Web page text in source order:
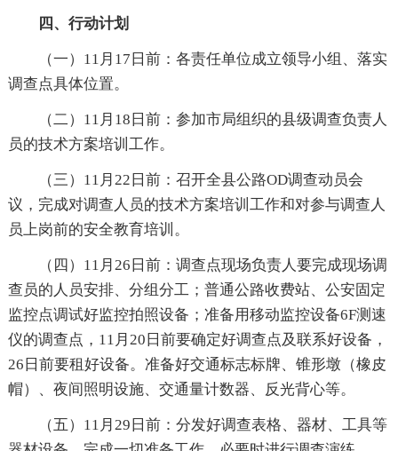
四、行动计划
（一）11月17日前：各责任单位成立领导小组、落实
调查点具体位置。
（二）11月18日前：参加市局组织的县级调查负责人
员的技术方案培训工作。
（三）11月22日前：召开全县公路OD调查动员会
议，完成对调查人员的技术方案培训工作和对参与调查人
员上岗前的安全教育培训。
（四）11月26日前：调查点现场负责人要完成现场调
查员的人员安排、分组分工；普通公路收费站、公安固定
监控点调试好监控拍照设备；准备用移动监控设备6F测速
仪的调查点，11月20日前要确定好调查点及联系好设备，
26日前要租好设备。准备好交通标志标牌、锥形墩（橡皮
帽）、夜间照明设施、交通量计数器、反光背心等。
（五）11月29日前：分发好调查表格、器材、工具等